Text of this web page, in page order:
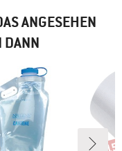
ANGESEHEN
DANN